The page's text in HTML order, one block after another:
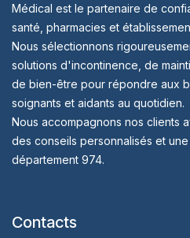
Médical est le partenaire de
santé, pharmacies et
Nous sélectionnons
solutions d'incontinence, de
de bien-être pour répondre aux
soignants et aidants au quotidien.
Nous accompagnons nos clients
des conseils personnalisés et
département 974.
Contacts